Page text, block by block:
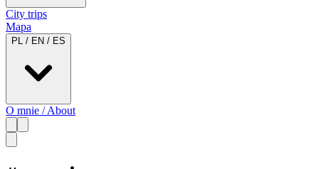
City trips
Mapa
PL / EN / ES
O mnie / About